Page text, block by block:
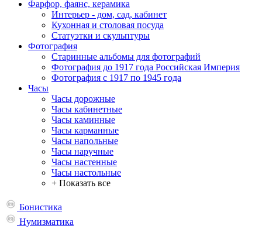
Фарфор, фаянс, керамика
Интерьер - дом, сад, кабинет
Кухонная и столовая посуда
Статуэтки и скульптуры
Фотография
Старинные альбомы для фотографий
Фотография до 1917 года Российская Империя
Фотография с 1917 по 1945 года
Часы
Часы дорожные
Часы кабинетные
Часы каминные
Часы карманные
Часы напольные
Часы наручные
Часы настенные
Часы настольные
+ Показать все
Бонистика
Нумизматика